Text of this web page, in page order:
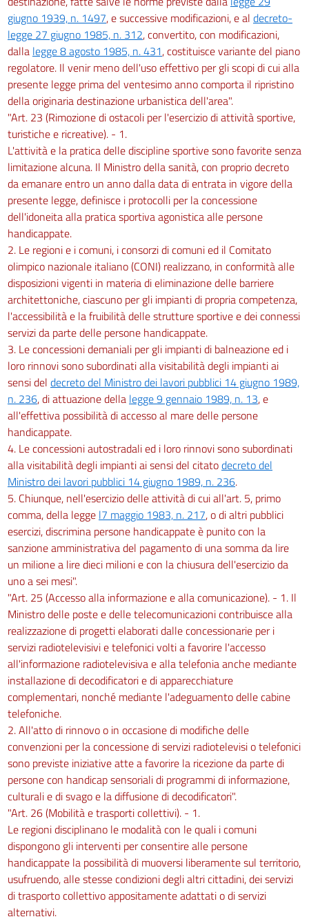
giugno 1939, n. 1497, e successive modificazioni, e al decreto-
legge 27 giugno 1985, n. 312, convertito, con modificazioni,
dalla legge 8 agosto 1985, n. 431, costituisce variante del piano
regolatore. Il venir meno dell'uso effettivo per gli scopi di cui alla
presente legge prima del ventesimo anno comporta il ripristino
della originaria destinazione urbanistica dell'area".
"Art. 23 (Rimozione di ostacoli per l'esercizio di attività sportive,
turistiche e ricreative). - 1.
L'attività e la pratica delle discipline sportive sono favorite senza
limitazione alcuna. Il Ministro della sanità, con proprio decreto
da emanare entro un anno dalla data di entrata in vigore della
presente legge, definisce i protocolli per la concessione
dell'idoneita alla pratica sportiva agonistica alle persone
handicappate.
2. Le regioni e i comuni, i consorzi di comuni ed il Comitato
olimpico nazionale italiano (CONI) realizzano, in conformità alle
disposizioni vigenti in materia di eliminazione delle barriere
architettoniche, ciascuno per gli impianti di propria competenza,
l'accessibilità e la fruibilità delle strutture sportive e dei connessi
servizi da parte delle persone handicappate.
3. Le concessioni demaniali per gli impianti di balneazione ed i
loro rinnovi sono subordinati alla visitabilità degli impianti ai
sensi del decreto del Ministro dei lavori pubblici 14 giugno 1989,
n. 236, di attuazione della legge 9 gennaio 1989, n. 13, e
all'effettiva possibilità di accesso al mare delle persone
handicappate.
4. Le concessioni autostradali ed i loro rinnovi sono subordinati
alla visitabilità degli impianti ai sensi del citatodecreto del
Ministro dei lavori pubblici 14 giugno 1989, n. 236.
5. Chiunque, nell'esercizio delle attività di cui all'art. 5, primo
comma, della legge l7 maggio 1983, n. 217, o di altri pubblici
esercizi, discrimina persone handicappate è punito con la
sanzione amministrativa del pagamento di una somma da lire
un milione a lire dieci milioni e con la chiusura dell'esercizio da
uno a sei mesi".
"Art. 25 (Accesso alla informazione e alla comunicazione). - 1. Il
Ministro delle poste e delle telecomunicazioni contribuisce alla
realizzazione di progetti elaborati dalle concessionarie per i
servizi radiotelevisivi e telefonici volti a favorire l'accesso
all'informazione radiotelevisiva e alla telefonia anche mediante
installazione di decodificatori e di apparecchiature
complementari, nonché mediante l'adeguamento delle cabine
telefoniche.
2. All'atto di rinnovo o in occasione di modifiche delle
convenzioni per la concessione di servizi radiotelevisi o telefonici
sono previste iniziative atte a favorire la ricezione da parte di
persone con handicap sensoriali di programmi di informazione,
culturali e di svago e la diffusione di decodificatori".
"Art. 26 (Mobilità e trasporti collettivi). - 1.
Le regioni disciplinano le modalità con le quali i comuni
dispongono gli interventi per consentire alle persone
handicappate la possibilità di muoversi liberamente sul territorio,
usufruendo, alle stesse condizioni degli altri cittadini, dei servizi
di trasporto collettivo appositamente adattati o di servizi
alternativi.